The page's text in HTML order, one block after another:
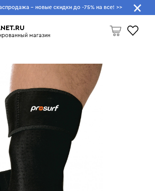
- новые скидки до -75% на все! >>
магазин